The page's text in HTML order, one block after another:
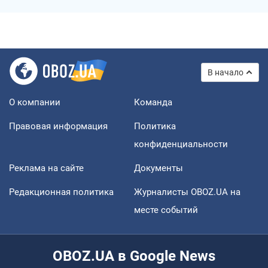
В начало
О компании Команда
Правовая информация
Политика
конфиденциальности
Реклама на сайте Документы
Редакционная политика
Журналисты OBOZ.UA на
месте событий
OBOZ.UA в Google News